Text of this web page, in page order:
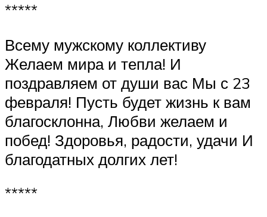
*****
Всему мужскому коллективу
Желаем мира и тепла! И
поздравляем от души вас Мы с 23
февраля! Пусть будет жизнь к вам
благосклонна, Любви желаем и
побед! Здоровья, радости, удачи И
благодатных долгих лет!
*****